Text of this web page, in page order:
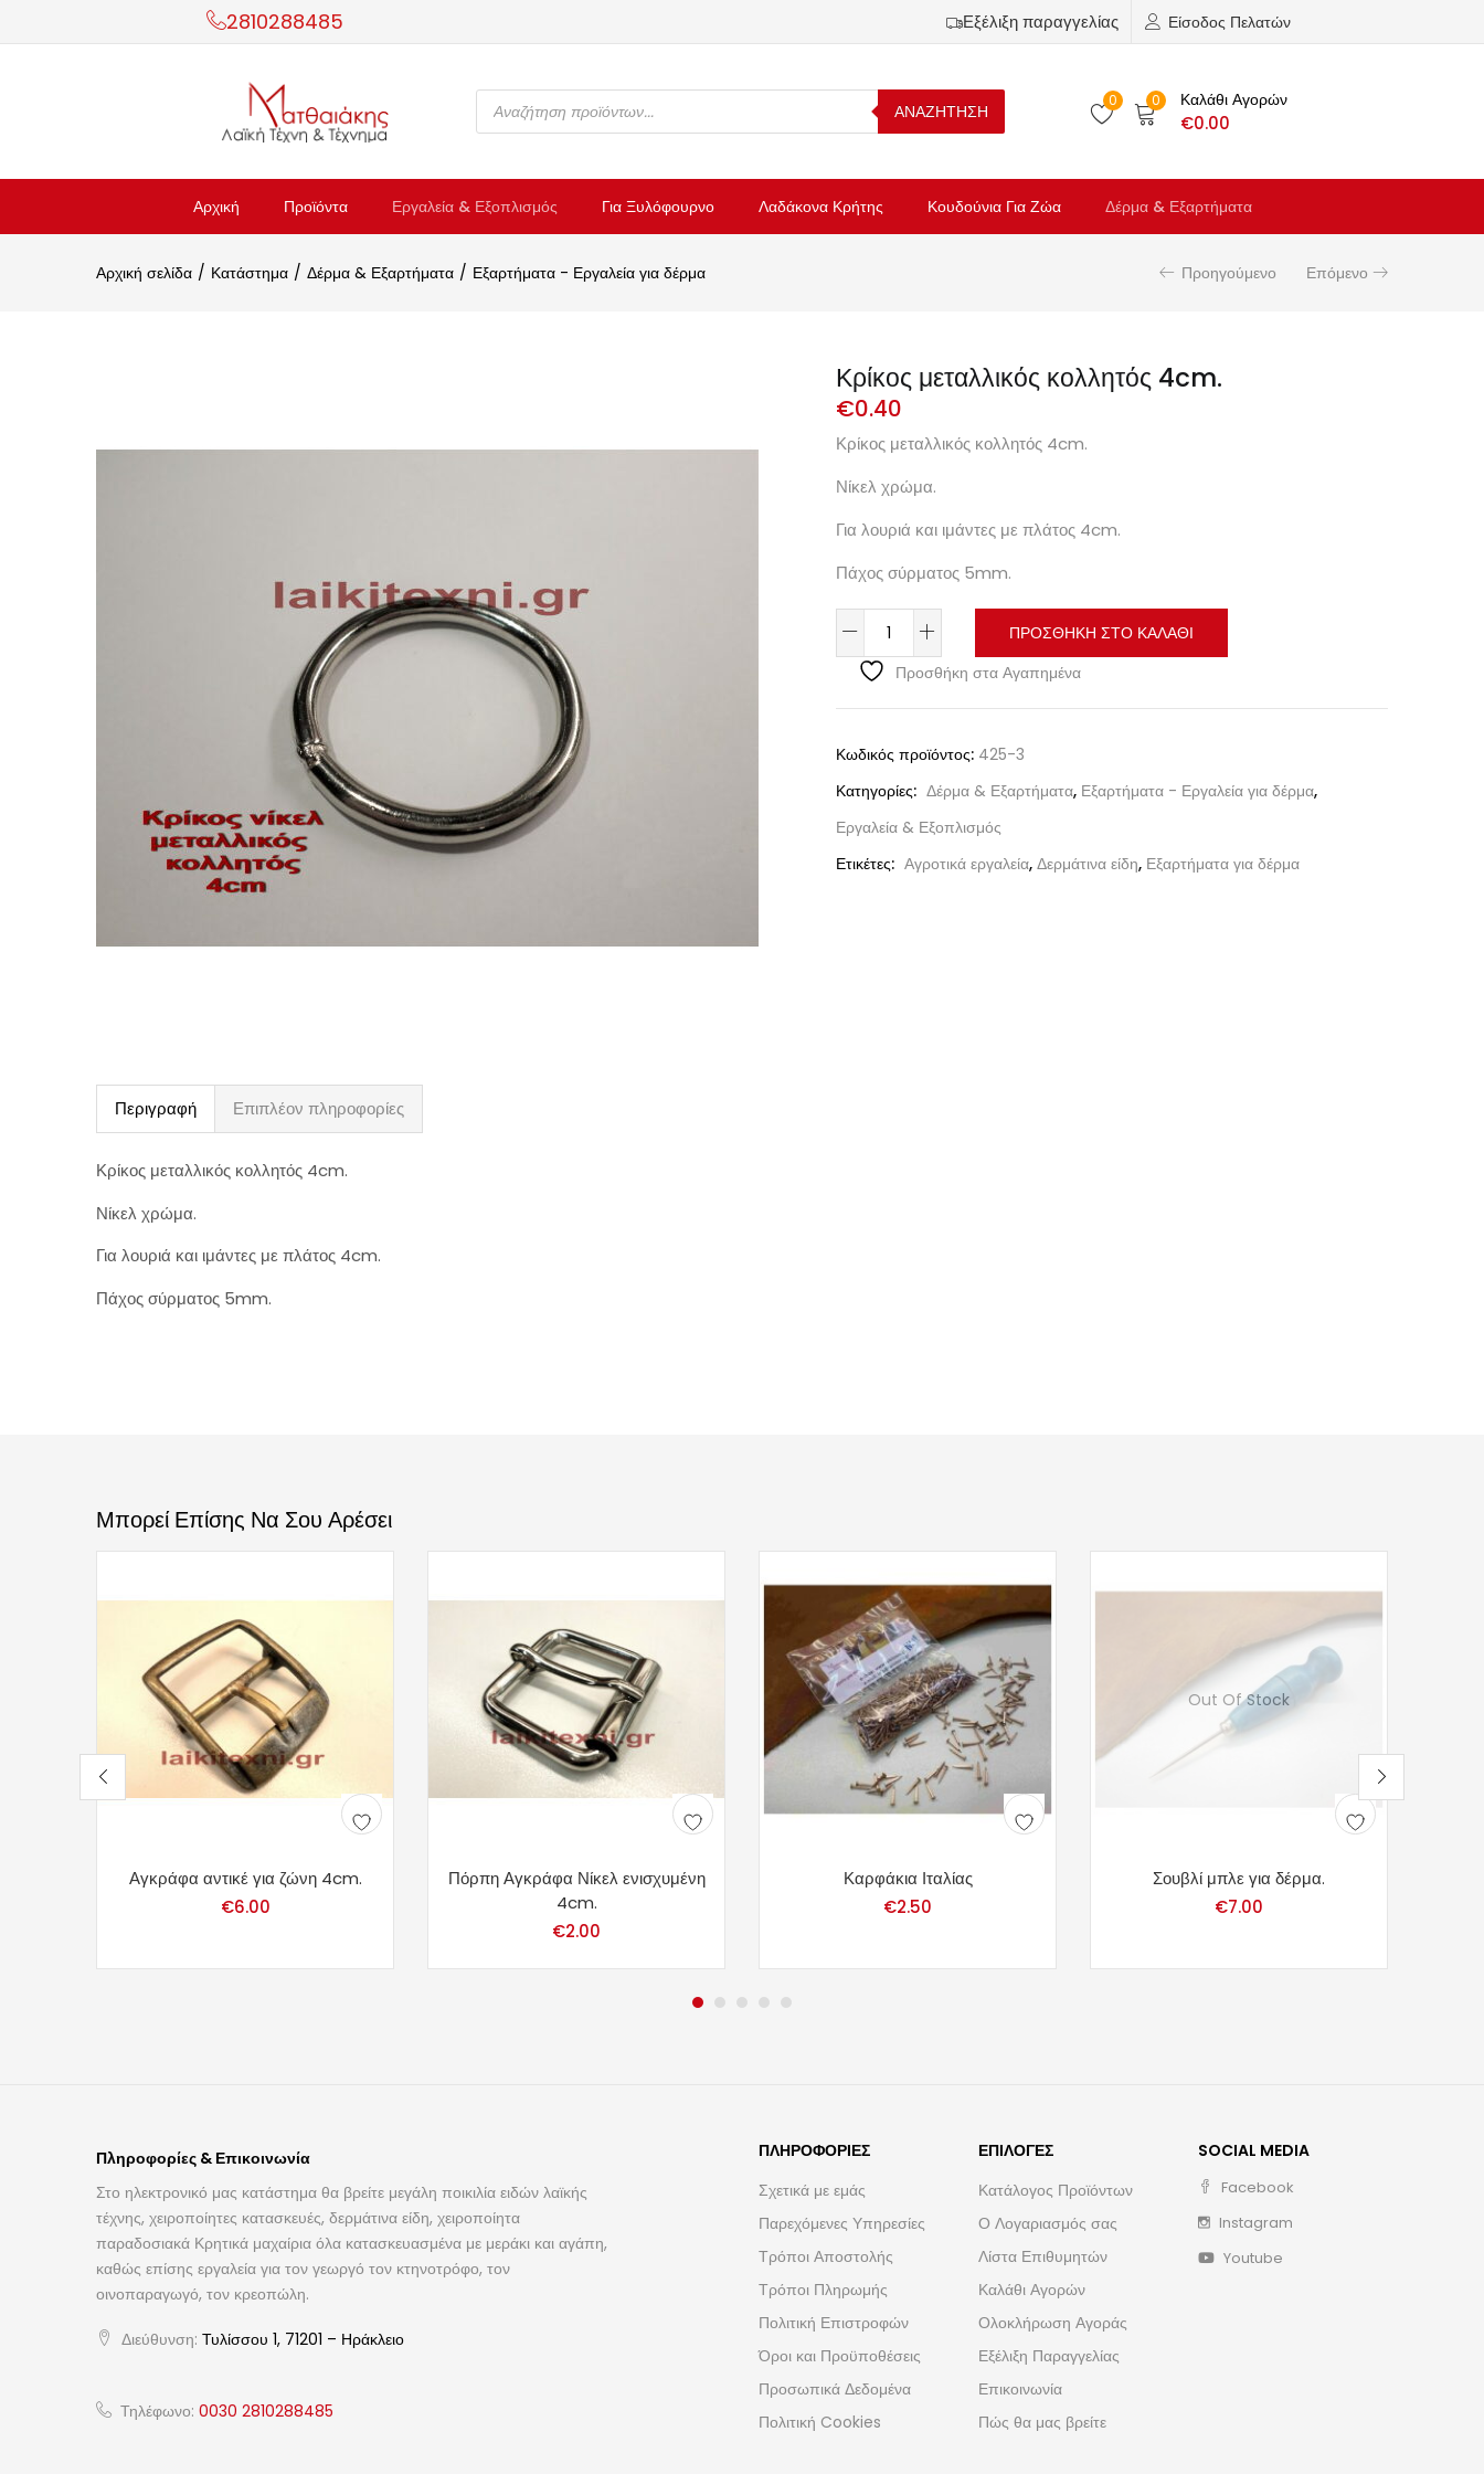
2810288485 Εξέλιξη παραγγελίας Είσοδος Πελατών
ΑΝΑΖΗΤΗΣΗ
0 0 Καλάθι Αγορών
€0.00
Αρχική Προϊόντα Εργαλεία & Εξοπλισμός Για Ξυλόφουρνο Λαδάκονα Κρήτης Κουδούνια Για Ζώα Δέρμα & Εξαρτήματα
Αρχική σελίδα Κατάστημα Δέρμα & Εξαρτήματα Εξαρτήματα - Εργαλεία για δέρμα Προηγούμενο Επόμενο
Κρίκος μεταλλικός κολλητός 4cm.
€0.40
Κρίκος μεταλλικός κολλητός 4cm.
Νίκελ χρώμα.
Για λουριά και ιμάντες με πλάτος 4cm.
Πάχος σύρματος 5mm.
ΠΡΟΣΘΉΚΗ ΣΤΟ ΚΑΛΆΘΙ
Προσθήκη στα Αγαπημένα
Κωδικός προϊόντος: 425-3
Κατηγορίες: Δέρμα & Εξαρτήματα, Εξαρτήματα - Εργαλεία για δέρμα,
Εργαλεία & Εξοπλισμός
Ετικέτες: Αγροτικά εργαλεία, Δερμάτινα είδη, Εξαρτήματα για δέρμα
Περιγραφή Επιπλέον πληροφορίες
Κρίκος μεταλλικός κολλητός 4cm.
Νίκελ χρώμα.
Για λουριά και ιμάντες με πλάτος 4cm.
Πάχος σύρματος 5mm.
Μπορεί Επίσης Να Σου Αρέσει
Αγκράφα αντικέ για ζώνη 4cm.
€6.00
Πόρπη Αγκράφα Νίκελ ενισχυμένη
4cm.
€2.00
Καρφάκια Ιταλίας
€2.50
Out Of Stock
Σουβλί μπλε για δέρμα.
€7.00
Πληροφορίες & Επικοινωνία
Στο ηλεκτρονικό μας κατάστημα θα βρείτε μεγάλη ποικιλία ειδών λαϊκής
τέχνης, χειροποίητες κατασκευές, δερμάτινα είδη, χειροποίητα
παραδοσιακά Κρητικά μαχαίρια όλα κατασκευασμένα με μεράκι και αγάπη,
καθώς επίσης εργαλεία για τον γεωργό τον κτηνοτρόφο, τον
οινοπαραγωγό, τον κρεοπώλη.
Διεύθυνση: Τυλίσσου 1, 71201 – Ηράκλειο
Τηλέφωνο: 0030 2810288485
ΠΛΗΡΟΦΟΡΊΕΣ
Σχετικά με εμάς
Παρεχόμενες Υπηρεσίες
Τρόποι Αποστολής
Τρόποι Πληρωμής
Πολιτική Επιστροφών
Όροι και Προϋποθέσεις
Προσωπικά Δεδομένα
Πολιτική Cookies
ΕΠΙΛΟΓΈΣ
Κατάλογος Προϊόντων
Ο Λογαριασμός σας
Λίστα Επιθυμητών
Καλάθι Αγορών
Ολοκλήρωση Αγοράς
Εξέλιξη Παραγγελίας
Επικοινωνία
Πώς θα μας βρείτε
SOCIAL MEDIA
Facebook
Instagram
Youtube